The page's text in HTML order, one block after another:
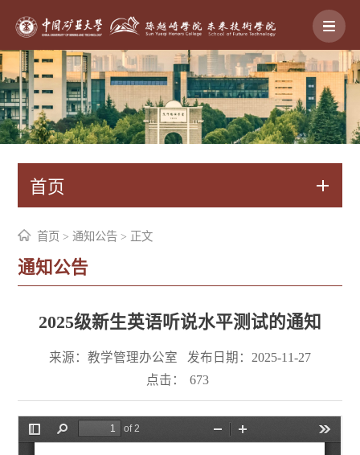
首页
通知公告
首页 >通知公告 > 正文
2025级新生英语听说水平测试的通知
来源：教学管理办公室
发布日期：2025-11-27
点击：
673